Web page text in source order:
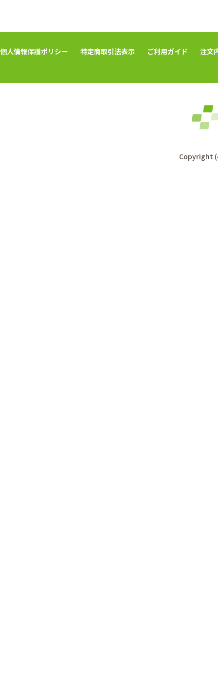
個人情報保護ポリシー 特定商取引法表示 ご利用ガイド 注文
Copyright